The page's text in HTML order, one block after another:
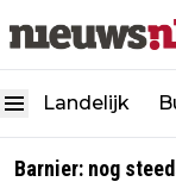
Landelijk
Barnier: nog